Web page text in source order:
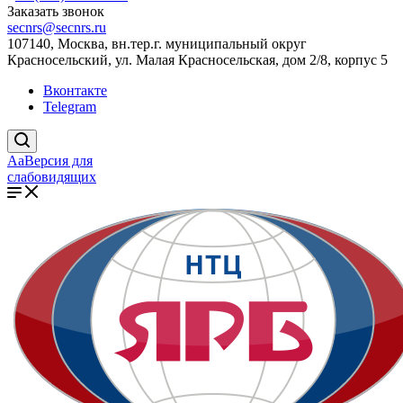
Заказать звонок
secnrs@secnrs.ru
107140, Москва, вн.тер.г. муниципальный округ
Красносельский, ул. Малая Красносельская, дом 2/8, корпус 5
Вконтакте
Telegram
AaВерсия для
слабовидящих